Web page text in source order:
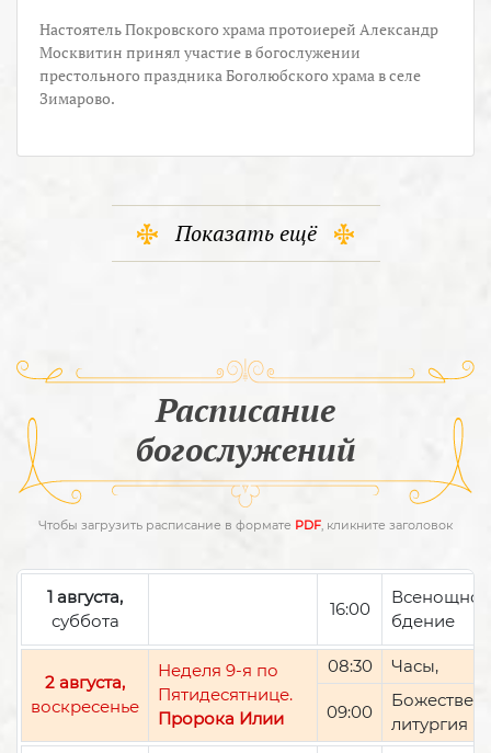
Настоятель Покровского храма протоиерей Александр
Москвитин принял участие в богослужении
престольного праздника Боголюбского храма в селе
Зимарово.
Показать ещё
Расписание
богослужений
Чтобы загрузить расписание в формате PDF, кликните заголовок
1 августа,
суббота
16:00
Всенощное
бдение
2 августа,
воскресенье
Неделя 9-я по
Пятидесятнице.
Пророка Илии
08:30 Часы,
09:00
литургия